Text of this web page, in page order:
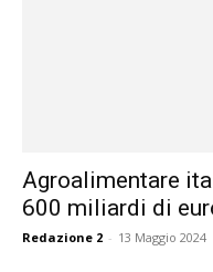
Agroalimentare
600 miliardi di
Redazione 2 - 13 Maggio 2024